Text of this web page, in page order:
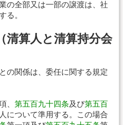
の全部又は一部の譲渡は、社
る。
清算人と清算持分会
の関係は、委任に関する規定
、 第五百九十四条及び第五百
について準用する。この場合